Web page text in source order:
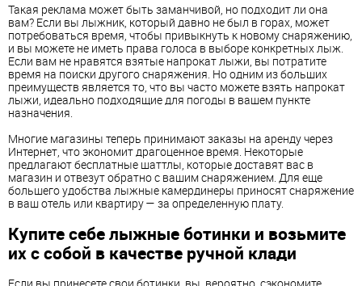
Такая реклама может быть заманчивой, но подходит ли она
вам? Если вы лыжник, который давно не был в горах, может
потребоваться время, чтобы привыкнуть к новому снаряжению,
и вы можете не иметь права голоса в выборе конкретных лыж.
Если вам не нравятся взятые напрокат лыжи, вы потратите
время на поиски другого снаряжения. Но одним из больших
преимуществ является то, что вы часто можете взять напрокат
лыжи, идеально подходящие для погоды в вашем пункте
назначения.
Многие магазины теперь принимают заказы на аренду через
Интернет, что экономит драгоценное время. Некоторые
предлагают бесплатные шаттлы, которые доставят вас в
магазин и отвезут обратно с вашим снаряжением. Для еще
большего удобства лыжные камердинеры приносят снаряжение
в ваш отель или квартиру — за определенную плату.
Купите себе лыжные ботинки и возьмите
их с собой в качестве ручной клади